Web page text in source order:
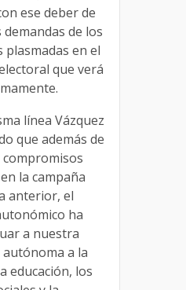
ese deber de
de los
plasmadas en el
que verá
línea Vázquez
que además de
la campaña
anterior, el
ha
a nuestra
a la
educación, los